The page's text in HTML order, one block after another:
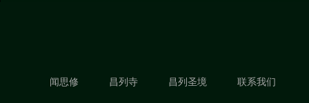
闻思修 昌列寺 昌列圣境 联系我们